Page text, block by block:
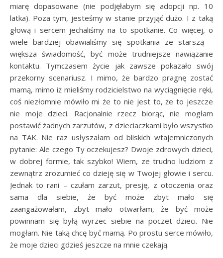
miarę dopasowane (nie podjęłabym się adopcji np. 10
latka). Poza tym, jesteśmy w stanie przyjąć dużo. I z taką
głową i sercem jechaliśmy na to spotkanie. Co więcej, o
wiele bardziej obawialiśmy się spotkania ze starszą –
większa świadomość, być może trudniejsze nawiązanie
kontaktu. Tymczasem życie jak zawsze pokazało swój
przekorny scenariusz. I mimo, że bardzo pragnę zostać
mamą, mimo iż mieliśmy rodzicielstwo na wyciągnięcie ręki,
coś niezłomnie mówiło mi że to nie jest to, że to jeszcze
nie moje dzieci. Racjonalnie rzecz biorąc, nie mogłam
postawić żadnych zarzutów, z dzieciaczkami było wszystko
na TAK. Nie raz usłyszałam od bliskich wtajemniczonych
pytanie: Ale czego Ty oczekujesz? Dwoje zdrowych dzieci,
w dobrej formie, tak szybko! Wiem, ze trudno ludziom z
zewnątrz zrozumieć co dzieję się w Twojej głowie i sercu.
Jednak to rani – czułam zarzut, presję, z otoczenia oraz
sama dla siebie, że być może zbyt mało się
zaangażowałam, zbyt mało otwarłam, że być może
powinnam się byłą wyrzec siebie na poczet dzieci. Nie
mogłam. Nie taką chcę być mamą. Po prostu serce mówiło,
że moje dzieci gdzieś jeszcze na mnie czekają.